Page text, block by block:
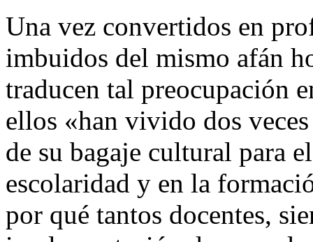
Una vez convertidos en
imbuidos del mismo afán
traducen tal preocupación
ellos «han vivido dos
de su bagaje cultural para
escolaridad y en la
por qué tantos docentes,